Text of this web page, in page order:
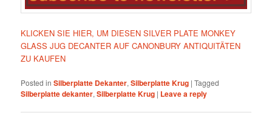
KLICKEN SIE HIER, UM DIESEN SILVER PLATE MONKEY
GLASS JUG DECANTER AUF CANONBURY ANTIQUITÄTEN
ZU KAUFEN
Posted in Silberplatte Dekanter,Silberplatte Krug |Tagged
Silberplatte dekanter,Silberplatte Krug | Leave a reply